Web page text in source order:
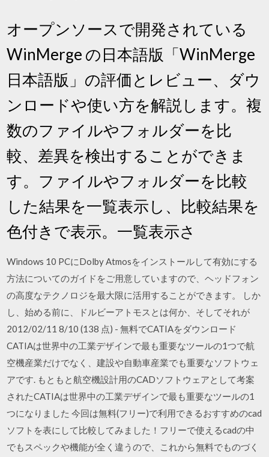
オープンソースで開発されている
WinMerge の日本語版「WinMerge
日本語版」の評価とレビュー、ダウ
ンロードや使い方を解説します。複
数のファイルやフォルダーを比
較、差異を検出することができま
す。ファイルやフォルダーを比較
した結果を一覧表示し、比較結果を
色付きで表示。一覧表示さ
Windows 10 PCにDolby Atmosをインストールして有効にする
方法についてのガイドをご用意していますので、ヘッドフォン
の高度なテクノロジを最大限に活用することができます。 しか
し、始める前に、ドルビーアトモスとは何か、そしてそれが
2012/02/11 8/10 (138 点) - 無料でCATIAをダウンロード
CATIAは世界中の工業デザインで最も重要なツールの1つで航
空機産業だけでなく、建設や自動車産業でも重要なソフトウェ
アです. もともと航空機設計用のCADソフトウェアとして考案
されたCATIAは世界中の工業デザインで最も重要なツールの1
つになりました 今回は無料(フリー)で利用できるおすすめのcad
ソフトを表にして比較してみました！フリーで使えるcadの中
でもスペックや機能が全く違うので、これから無料でものづく